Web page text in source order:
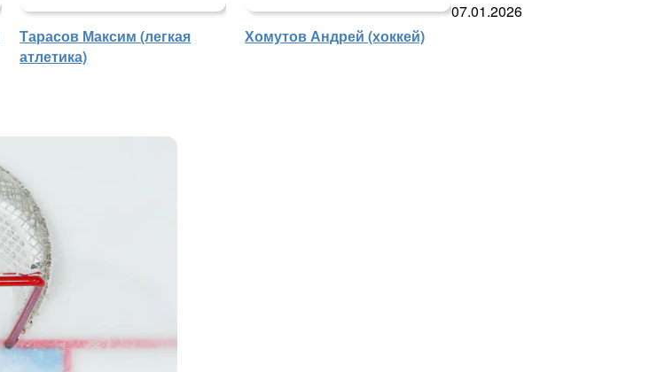
Тарасов Максим (легкая
атлетика)
Хомутов Андрей (хоккей)
07.01.2026